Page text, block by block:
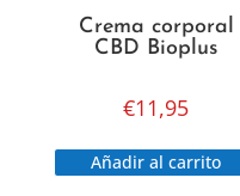
Crema corporal
CBD Bioplus
€11,95
Añadir al carrito